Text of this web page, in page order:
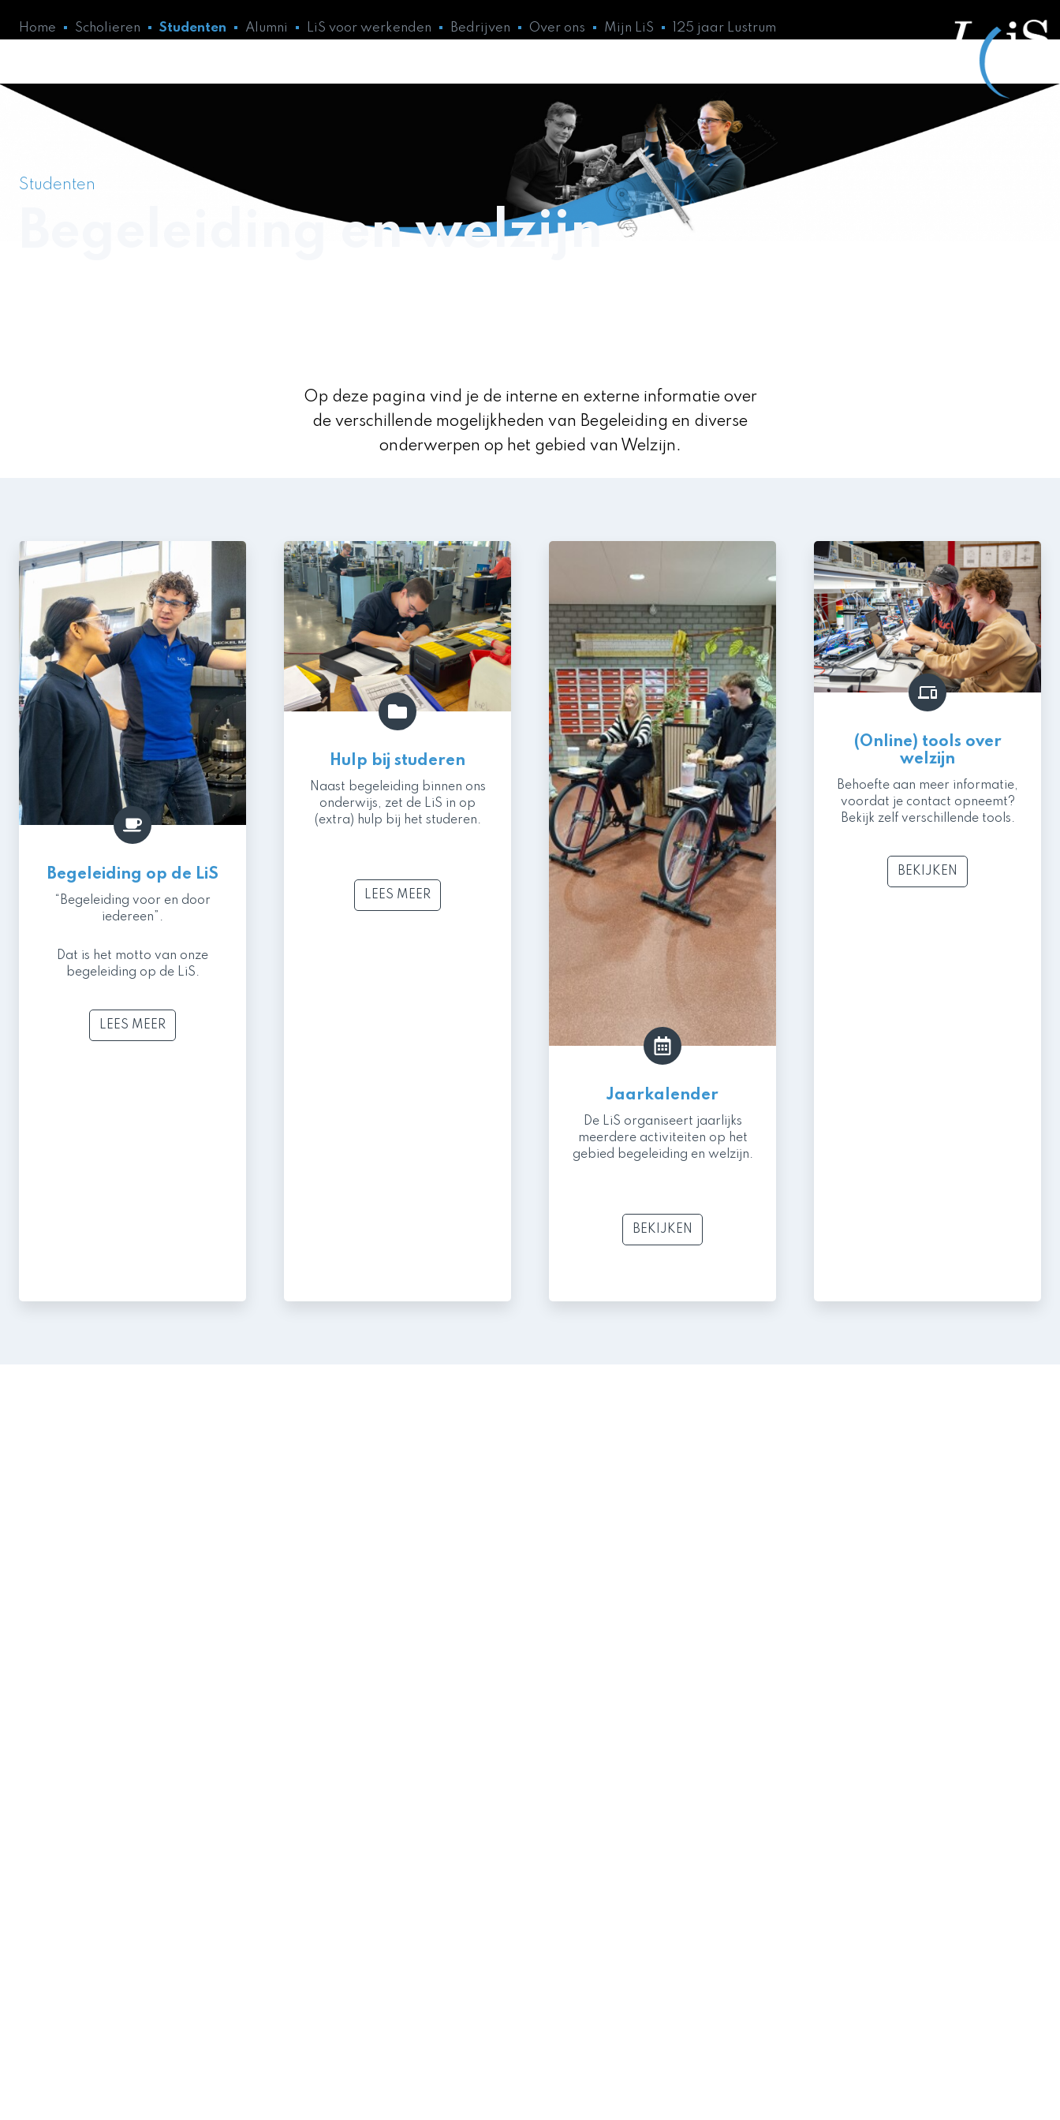
Home Scholieren Studenten Alumni LiS voor werkenden Bedrijven Over ons Mijn LiS 125 jaar Lustrum
Studenten
Begeleiding en welzijn
Op deze pagina vind je de interne en externe informatie over
de verschillende mogelijkheden van Begeleiding en diverse
onderwerpen op het gebied van Welzijn.
Begeleiding op de LiS
“Begeleiding voor en door
iedereen”.
Dat is het motto van onze
begeleiding op de LiS.
LEES MEER
Hulp bij studeren
Naast begeleiding binnen ons
onderwijs, zet de LiS in op
(extra) hulp bij het studeren.
LEES MEER
Jaarkalender
De LiS organiseert jaarlijks
meerdere activiteiten op het
gebied begeleiding en welzijn.
BEKIJKEN
(Online) tools over
welzijn
Behoefte aan meer informatie,
voordat je contact opneemt?
Bekijk zelf verschillende tools.
BEKIJKEN